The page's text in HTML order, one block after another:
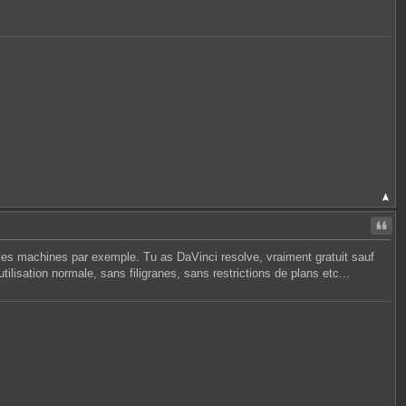
Citer
machines par exemple. Tu as DaVinci resolve, vraiment gratuit sauf
normale, sans filigranes, sans restrictions de plans etc...